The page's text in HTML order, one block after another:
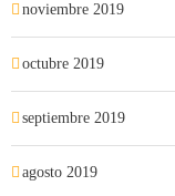
noviembre 2019
octubre 2019
septiembre 2019
agosto 2019